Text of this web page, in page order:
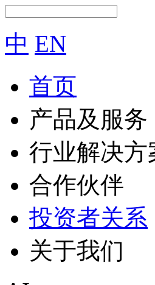
中 EN
首页
产品及服务
行业解决方
合作伙伴
投资者关系
关于我们